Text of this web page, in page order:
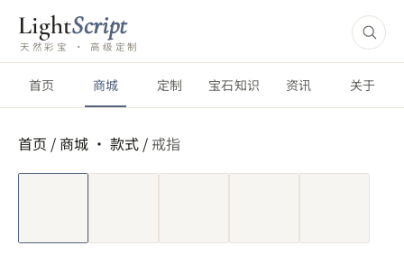
LightScript
天然彩宝 · 高级定制
首页 商城 定制 宝石知识 资讯 关于
首页 / 商城 · 款式 / 戒指
短视频